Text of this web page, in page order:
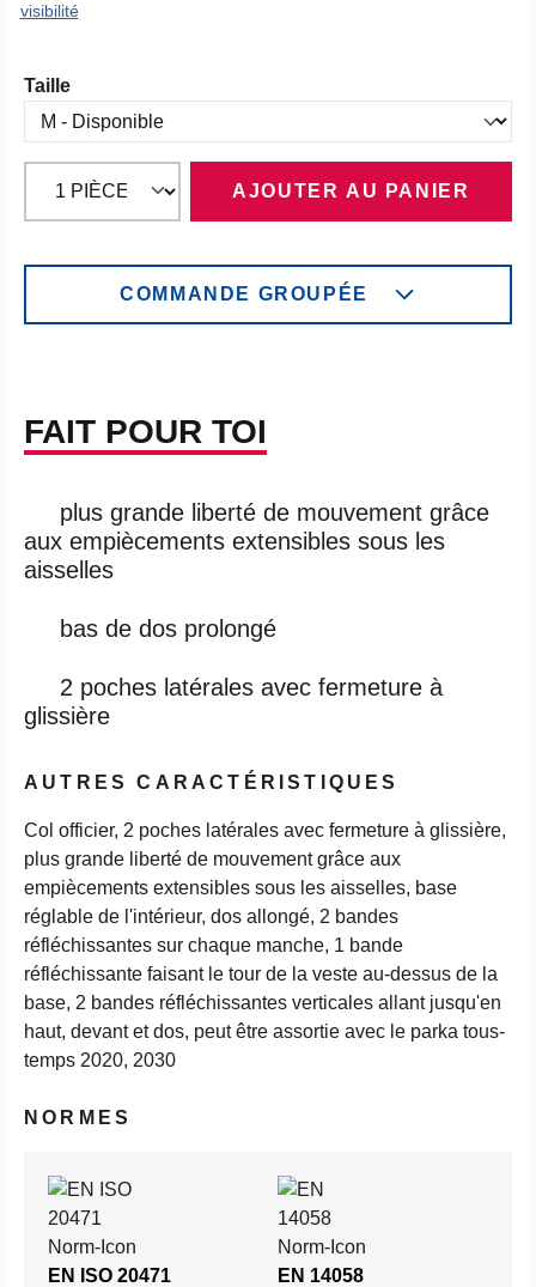
visibilité
Sélectionnez
Taille
AJOUTER AU PANIER
COMMANDE GROUPÉE
FAIT POUR TOI
plus grande liberté de mouvement grâce
aux empiècements extensibles sous les
aisselles
bas de dos prolongé
2 poches latérales avec fermeture à
glissière
AUTRES CARACTÉRISTIQUES
Col officier, 2 poches latérales avec fermeture à glissière,
plus grande liberté de mouvement grâce aux
empiècements extensibles sous les aisselles, base
réglable de l'intérieur, dos allongé, 2 bandes
réfléchissantes sur chaque manche, 1 bande
réfléchissante faisant le tour de la veste au-dessus de la
base, 2 bandes réfléchissantes verticales allant jusqu'en
haut, devant et dos, peut être assortie avec le parka tous-
temps 2020, 2030
NORMES
EN ISO 20471
EN 14058